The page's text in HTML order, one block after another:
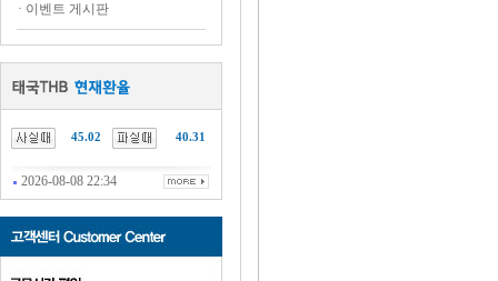
· 이벤트 게시판
45.02 40.31
2026-08-08 22:34